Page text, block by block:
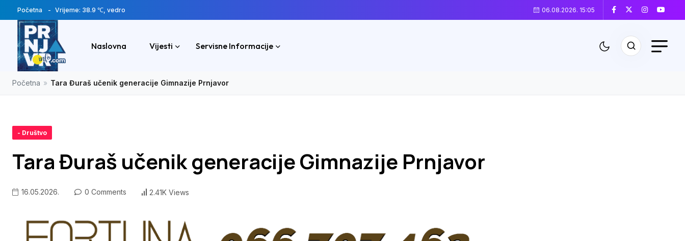
Početna Vrijeme: 38.9 ℃, vedro 06.08.2026. 15:05
Naslovna Vijesti Servisne Informacije
Početna » Tara Đuraš učenik generacije Gimnazije Prnjavor
- Društvo
Tara Đuraš učenik generacije Gimnazije Prnjavor
16.05.2026. 0 Comments 2.41K Views